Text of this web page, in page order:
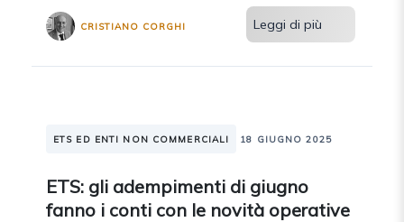
CRISTIANO CORGHI Leggi di più
ETS ED ENTI NON COMMERCIALI 18 GIUGNO 2025
ETS: gli adempimenti di giugno
fanno i conti con le novità operative